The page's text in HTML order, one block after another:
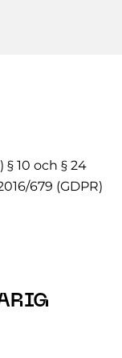
10 och § 24
679 (GDPR)